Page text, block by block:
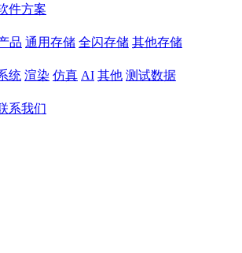
件方案
品 通用存储 全闪存储 其他存储
统 渲染 仿真 AI 其他 测试数据
系我们